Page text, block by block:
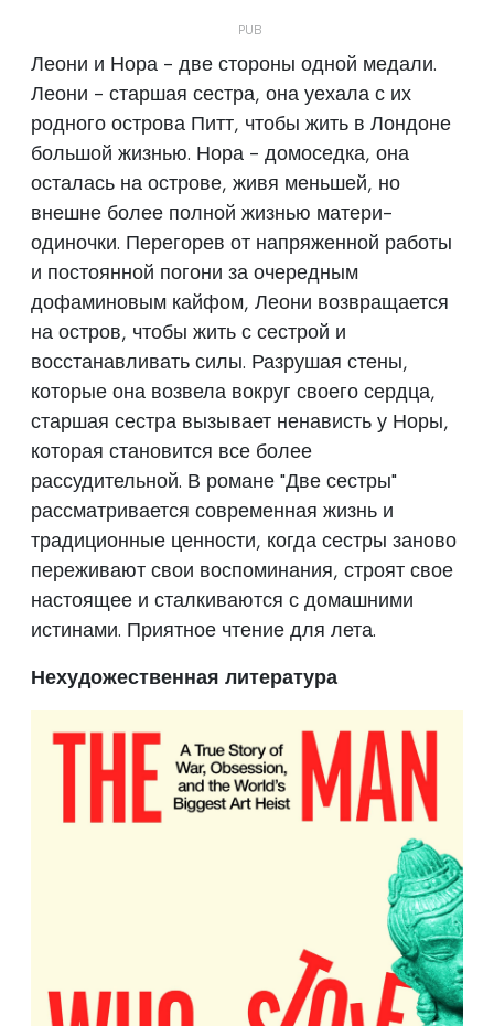
Леони и Нора - две стороны одной медали.
Леони - старшая сестра, она уехала с их
родного острова Питт, чтобы жить в Лондоне
большой жизнью. Нора - домоседка, она
осталась на острове, живя меньшей, но
внешне более полной жизнью матери-
одиночки. Перегорев от напряженной работы
и постоянной погони за очередным
дофаминовым кайфом, Леони возвращается
на остров, чтобы жить с сестрой и
восстанавливать силы. Разрушая стены,
которые она возвела вокруг своего сердца,
старшая сестра вызывает ненависть у Норы,
которая становится все более
рассудительной. В романе "Две сестры"
рассматривается современная жизнь и
традиционные ценности, когда сестры заново
переживают свои воспоминания, строят свое
настоящее и сталкиваются с домашними
истинами. Приятное чтение для лета.
Нехудожественная литература